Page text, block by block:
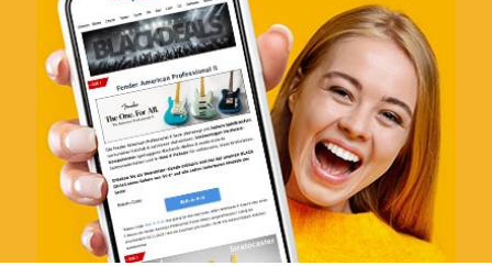
Kompetenz
Lernfaktor
Preis/Leistung
0 von 0 fanden diese Rezension hilfreich
War diese Rezension hilfreich?